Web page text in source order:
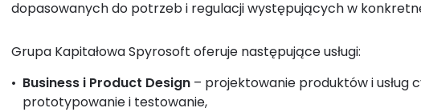
dopasowanych do potrzeb i regulacji występujących w
Grupa Kapitałowa Spyrosoft oferuje następujące usługi:
Business i Product Design– projektowanie produktów i usług
prototypowanie i testowanie,